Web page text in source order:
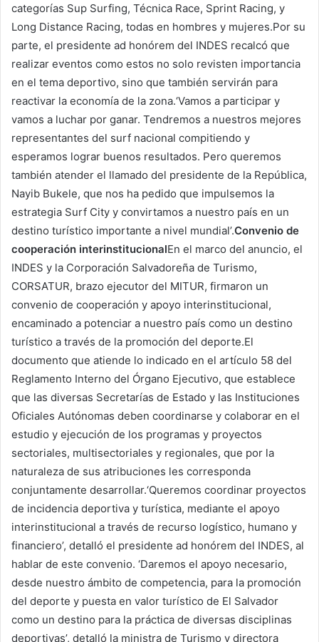
categorías Sup Surfing, Técnica Race, Sprint Racing, y
Long Distance Racing, todas en hombres y mujeres.Por su
parte, el presidente ad honórem del INDES recalcó que
realizar eventos como estos no solo revisten importancia
en el tema deportivo, sino que también servirán para
reactivar la economía de la zona.‘Vamos a participar y
vamos a luchar por ganar. Tendremos a nuestros mejores
representantes del surf nacional compitiendo y
esperamos lograr buenos resultados. Pero queremos
también atender el llamado del presidente de la República,
Nayib Bukele, que nos ha pedido que impulsemos la
estrategia Surf City y convirtamos a nuestro país en un
destino turístico importante a nivel mundial’.Convenio de
cooperación interinstitucionalEn el marco del anuncio, el
INDES y la Corporación Salvadoreña de Turismo,
CORSATUR, brazo ejecutor del MITUR, firmaron un
convenio de cooperación y apoyo interinstitucional,
encaminado a potenciar a nuestro país como un destino
turístico a través de la promoción del deporte.El
documento que atiende lo indicado en el artículo 58 del
Reglamento Interno del Órgano Ejecutivo, que establece
que las diversas Secretarías de Estado y las Instituciones
Oficiales Autónomas deben coordinarse y colaborar en el
estudio y ejecución de los programas y proyectos
sectoriales, multisectoriales y regionales, que por la
naturaleza de sus atribuciones les corresponda
conjuntamente desarrollar.‘Queremos coordinar proyectos
de incidencia deportiva y turística, mediante el apoyo
interinstitucional a través de recurso logístico, humano y
financiero’, detalló el presidente ad honórem del INDES, al
hablar de este convenio. ‘Daremos el apoyo necesario,
desde nuestro ámbito de competencia, para la promoción
del deporte y puesta en valor turístico de El Salvador
como un destino para la práctica de diversas disciplinas
deportivas’, detalló la ministra de Turismo y directora